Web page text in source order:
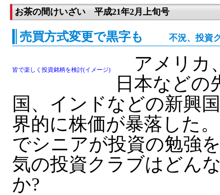
お茶の間けいざい 平成21年2月上旬号
売買方式変更で黒字も 不況、投資ク
皆で楽しく投資銘柄を検討(イメージ)
アメリカ
日本などの
国、インドなどの新興
界的に株価が暴落した
でシニアが投資の勉強
気の投資クラブはどん
か?